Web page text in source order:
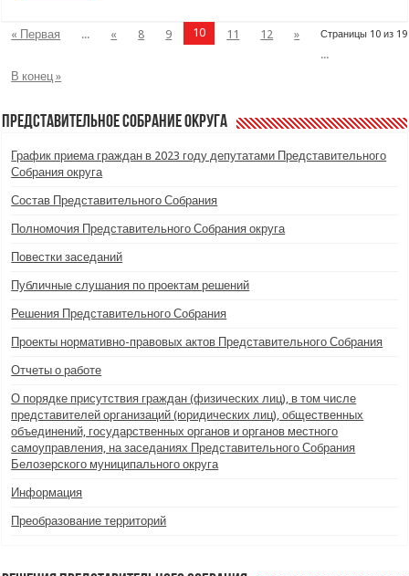
Страницы 10 из 19
« Первая ... « 8 9 10 11 12
»
...
В конец »
Представительное Собрание округа
График приема граждан в 2023 году депутатами Представительного
Собрания округа
Состав Представительного Собрания
Полномочия Представительного Собрания округа
Повестки заседаний
Публичные слушания по проектам решений
Решения Представительного Собрания
Проекты нормативно-правовых актов Представительного Собрания
Отчеты о работе
О порядке присутствия граждан (физических лиц), в том числе
представителей организаций (юридических лиц), общественных
объединений, государственных органов и органов местного
самоуправления, на заседаниях Представительного Собрания
Белозерского муниципального округа
Информация
Преобразование территорий